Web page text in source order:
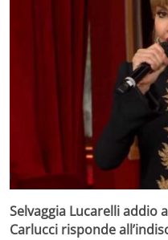
Selvaggia Lucarelli addio
Carlucci risponde